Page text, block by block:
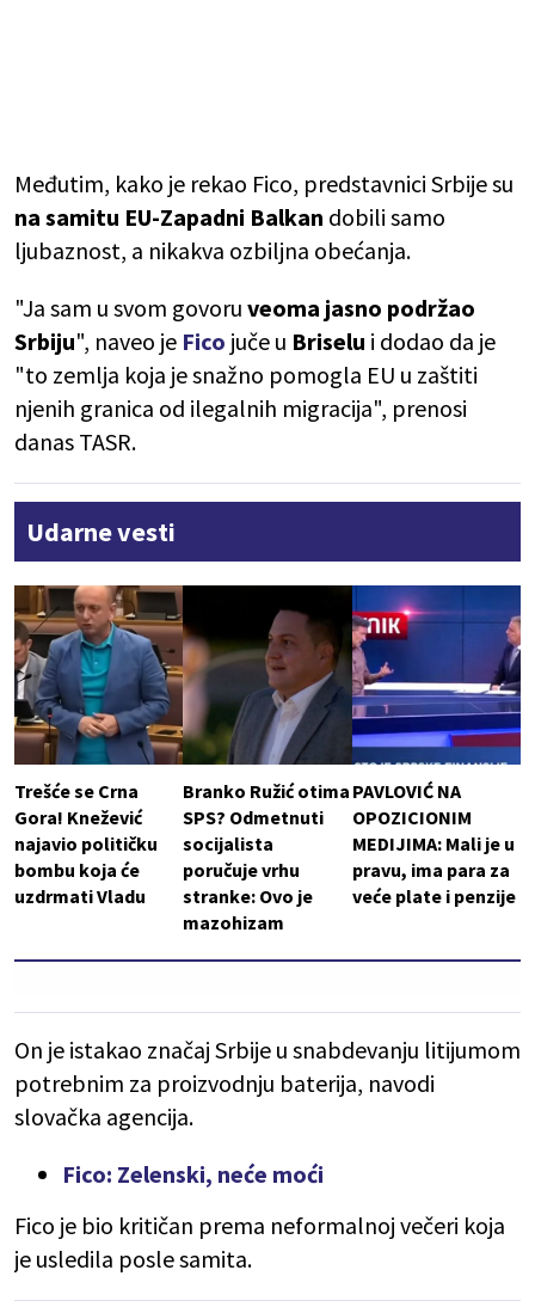
Međutim, kako je rekao Fico, predstavnici Srbije su
na samitu EU-Zapadni Balkan dobili samo
ljubaznost, a nikakva ozbiljna obećanja.
"Ja sam u svom govoru veoma jasno podržao
Srbiju", naveo je Fico juče u Briselu i dodao da je
"to zemlja koja je snažno pomogla EU u zaštiti
njenih granica od ilegalnih migracija", prenosi
danas TASR.
Udarne vesti
Trešće se Crna
Gora! Knežević
najavio političku
bombu koja će
uzdrmati Vladu
Branko Ružić otima
SPS? Odmetnuti
socijalista
poručuje vrhu
stranke: Ovo je
mazohizam
PAVLOVIĆ NA
OPOZICIONIM
MEDIJIMA: Mali je u
pravu, ima para za
veće plate i penzije
On je istakao značaj Srbije u snabdevanju litijumom
potrebnim za proizvodnju baterija, navodi
slovačka agencija.
Fico: Zelenski, neće moći
Fico je bio kritičan prema neformalnoj večeri koja
je usledila posle samita.